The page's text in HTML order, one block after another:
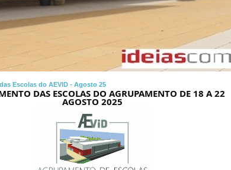
Escolas do AEVID - Agosto 25
DAS ESCOLAS DO AGRUPAMENTO DE 18 A 22
AGOSTO 2025